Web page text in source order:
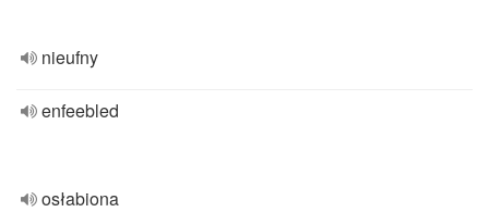
nieufny
enfeebled
osłabiona